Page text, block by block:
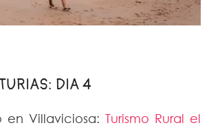
DIA 4
en Villaviciosa: Turismo Rural el